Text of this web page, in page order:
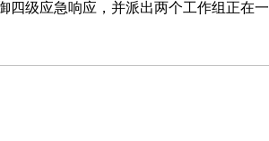
级应急响应，并派出两个工作组正在